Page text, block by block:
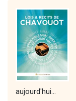
aujourd'hui...